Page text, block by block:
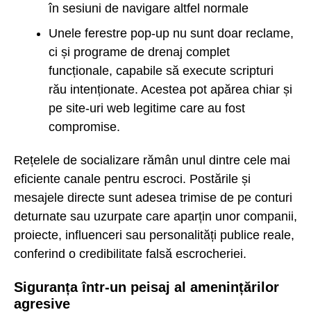
în sesiuni de navigare altfel normale
Unele ferestre pop-up nu sunt doar reclame,
ci și programe de drenaj complet
funcționale, capabile să execute scripturi
rău intenționate. Acestea pot apărea chiar și
pe site-uri web legitime care au fost
compromise.
Rețelele de socializare rămân unul dintre cele mai
eficiente canale pentru escroci. Postările și
mesajele directe sunt adesea trimise de pe conturi
deturnate sau uzurpate care aparțin unor companii,
proiecte, influenceri sau personalități publice reale,
conferind o credibilitate falsă escrocheriei.
Siguranța într-un peisaj al amenințărilor
agresive